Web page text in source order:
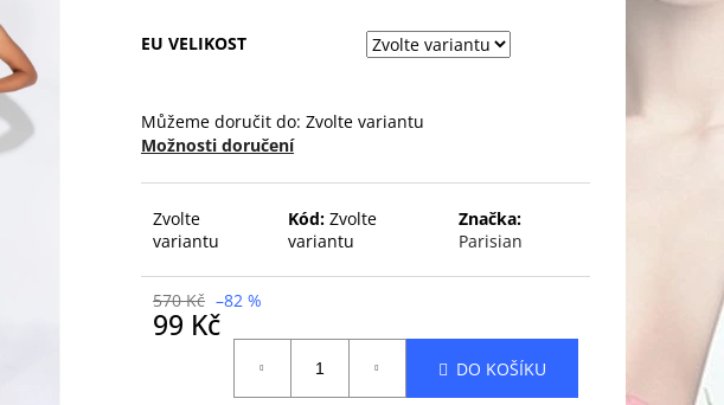
EU VELIKOST
Můžeme doručit do: Zvolte variantu
Možnosti doručení
Zvolte
variantu
Kód: Zvolte
variantu
Značka:
Parisian
570 Kč –82 %
99 Kč
DO KOŠÍKU